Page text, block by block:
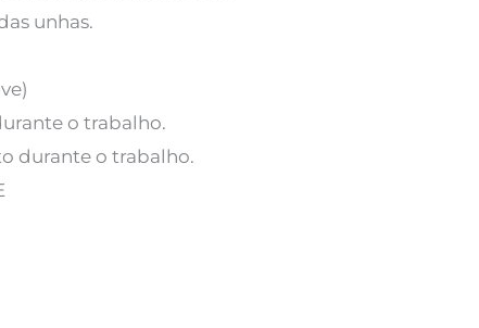
unhas.
o trabalho.
durante o trabalho.